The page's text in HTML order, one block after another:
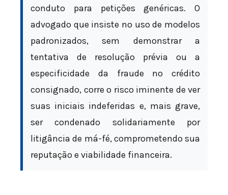
conduto para petições genéricas. O
advogado que insiste no uso de modelos
padronizados, sem demonstrar a
tentativa de resolução prévia ou a
especificidade da fraude no crédito
consignado, corre o risco iminente de ver
suas iniciais indeferidas e, mais grave,
ser condenado solidariamente por
litigância de má-fé, comprometendo sua
reputação e viabilidade financeira.